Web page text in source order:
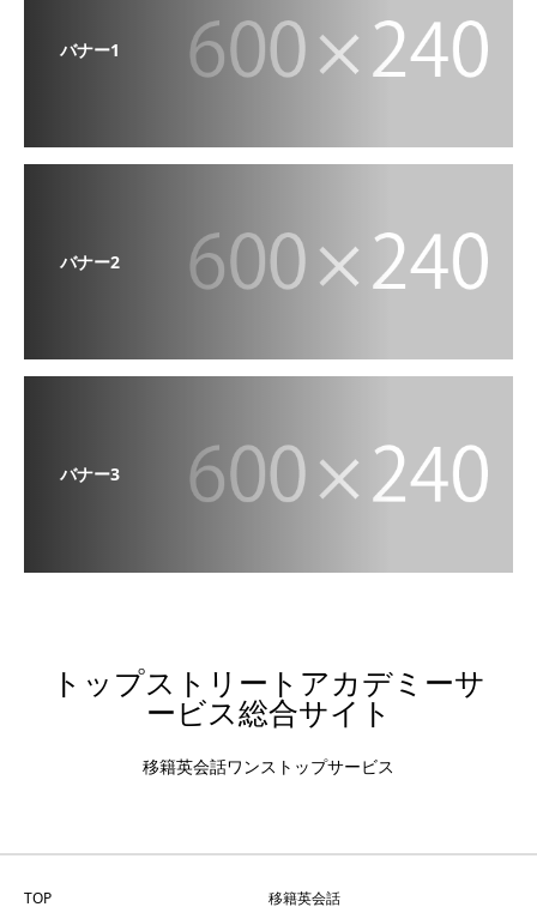
バナー1
バナー2
バナー3
トップストリートアカデミーサ
ービス総合サイト
移籍英会話ワンストップサービス
TOP 移籍英会話